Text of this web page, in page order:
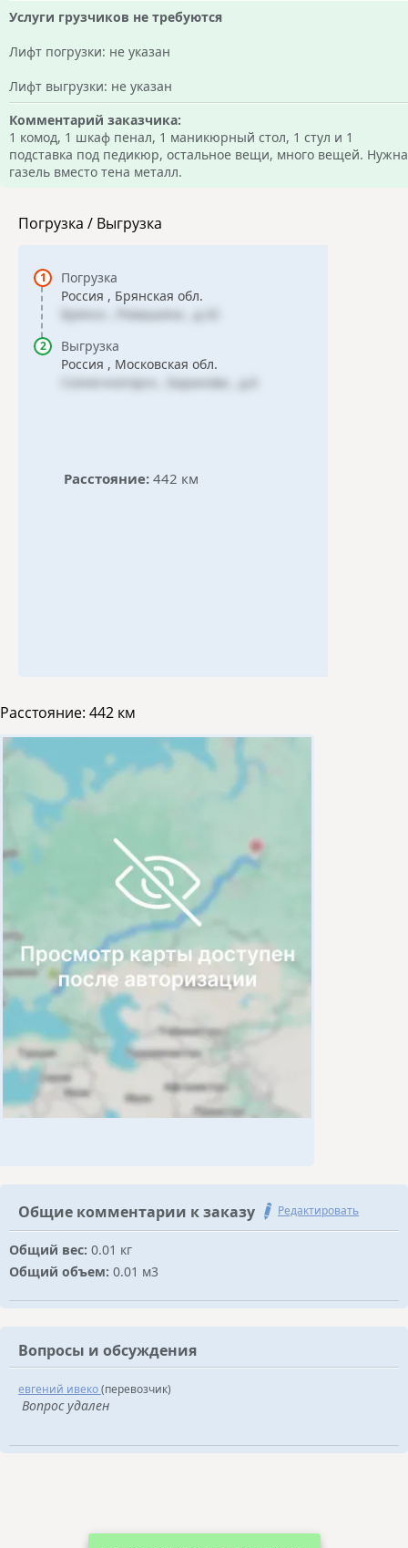
Услуги грузчиков не требуются
Лифт погрузки: не указан
Лифт выгрузки: не указан
Комментарий заказчика:
1 комод, 1 шкаф пенал, 1 маникюрный стол, 1 стул и 1
подставка под педикюр, остальное вещи, много вещей. Нужна
газель вместо тена металл.
Погрузка / Выгрузка
Погрузка
Россия , Брянская обл.
Брянск , Ромашина , д.32
Выгрузка
Россия , Московская обл.
Солнечногорск , Баранова , д.6
Расстояние: 442 км
Расстояние: 442 км
Общие комментарии к заказу Редактировать
Общий вес: 0.01 кг
Общий объем: 0.01 м3
Вопросы и обсуждения
евгений ивеко(перевозчик)
Вопрос удален